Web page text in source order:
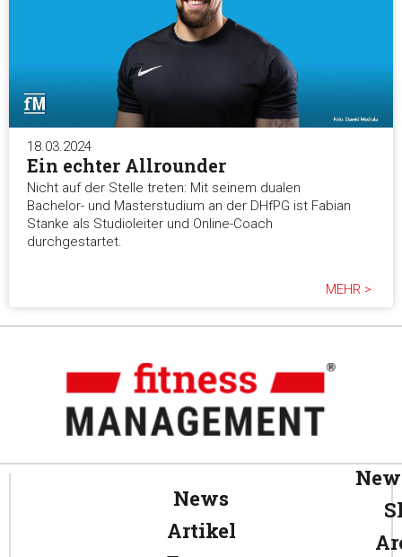
18.03.2024
Ein echter Allrounder
Nicht auf der Stelle treten: Mit seinem dualen
Bachelor- und Masterstudium an der DHfPG ist Fabian
Stanke als Studioleiter und Online-Coach
durchgestartet.
MEHR >
News
Artikel